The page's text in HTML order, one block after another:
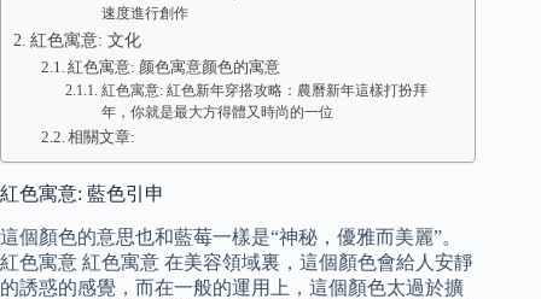
速度進行創作
紅色寓意: 文化
紅色寓意: 颜色寓意颜色的寓意
紅色寓意: 紅色新年穿搭攻略：農曆新年這樣打扮拜
年，你就是最大方得體又時尚的一位
相關文章:
紅色寓意: 藍色引申
這個顏色的意思也和藍莓一樣是“神秘，優雅而美麗”。
紅色寓意 紅色寓意 在美容領域裏，這個顏色會給人安靜
的誘惑的感覺，而在一般的運用上，這個顏色太過於擴